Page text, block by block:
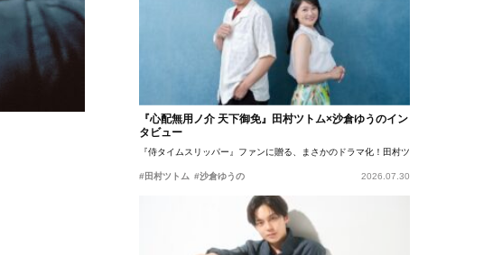
『心配無用ノ介 天下御免』田村ツトム×沙倉ゆうのイン
タビュー
『侍タイムスリッパー』ファンに贈る、まさかのドラマ化！田村ツトム×沙倉ゆうのが語
#田村ツトム #沙倉ゆうの 2026.07.30